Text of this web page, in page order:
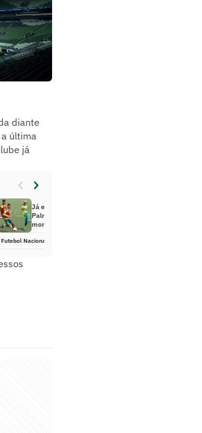
diante
última
já
Já em ritmo de despedida no
Palmeiras, Deyverson é
monitorado por Grêmio e Vasco
Futebol Nacional